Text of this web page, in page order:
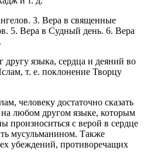
3. Вера в священные
5. Вера в Судный день. 6. Вера
другу языка, сердца и деяний во
т. е. поклонение Творцу
человеку достаточно сказать
любом другом языке, которым
произноситься с верой в сердце
мусульманином. Также
убеждений, противоречащих